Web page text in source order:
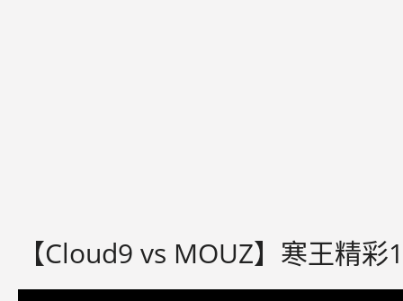
【Cloud9 vs MOUZ】寒王精